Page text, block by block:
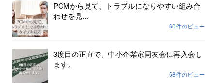
PCMから見て、トラブルになりやすい組み合
わせを見...
60件のビュー
3度目の正直で、中小企業家同友会に再入会し
ます。
58件のビュー